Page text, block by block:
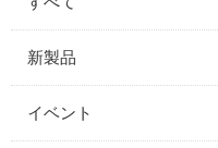
新製品
イベント